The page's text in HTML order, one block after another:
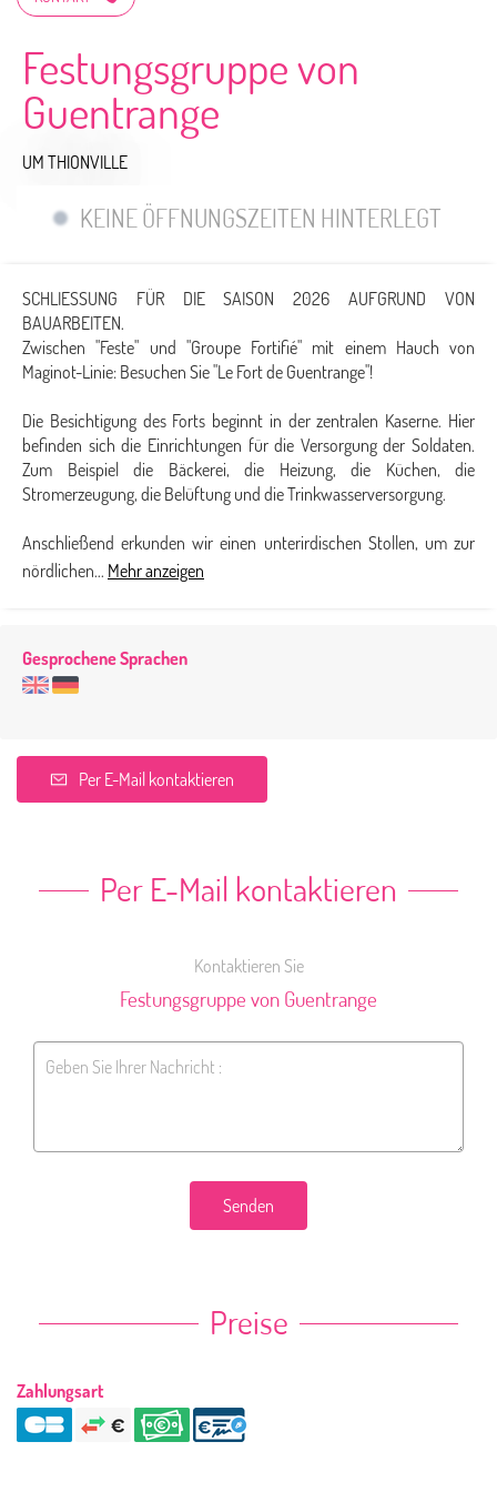
Festungsgruppe von
Guentrange
UM THIONVILLE
KEINE ÖFFNUNGSZEITEN HINTERLEGT
SCHLIESSUNG FÜR DIE SAISON 2026 AUFGRUND VON
BAUARBEITEN.
Zwischen "Feste" und "Groupe Fortifié" mit einem Hauch von
Maginot-Linie: Besuchen Sie "Le Fort de Guentrange"!
Die Besichtigung des Forts beginnt in der zentralen Kaserne. Hier
befinden sich die Einrichtungen für die Versorgung der Soldaten.
Zum Beispiel die Bäckerei, die Heizung, die Küchen, die
Stromerzeugung, die Belüftung und die Trinkwasserversorgung.
Anschließend erkunden wir einen unterirdischen Stollen, um zur
nördlichen... Mehr anzeigen
Gesprochene Sprachen
Per E-Mail kontaktieren
Per E-Mail kontaktieren
Kontaktieren Sie
Festungsgruppe von Guentrange
Senden
Preise
Zahlungsart